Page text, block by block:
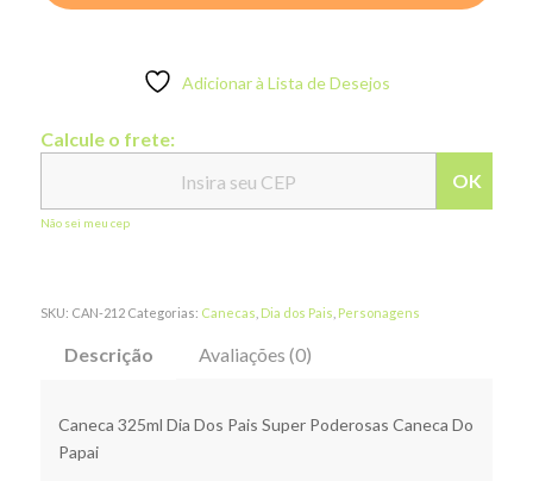
Adicionar à Lista de Desejos
Calcule o frete:
OK
Não sei meu cep
SKU: CAN-212 Categorias: Canecas Dia dos Pais Personagens
Descrição Avaliações (0)
Caneca 325ml Dia Dos Pais Super Poderosas Caneca Do
Papai